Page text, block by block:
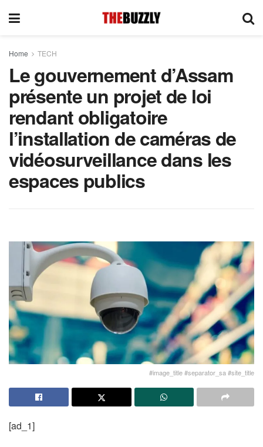
Home TECH
Le gouvernement d’Assam
présente un projet de loi
rendant obligatoire
l’installation de caméras de
vidéosurveillance dans les
espaces publics
#image_title #separator_sa #site_title
[ad_1]